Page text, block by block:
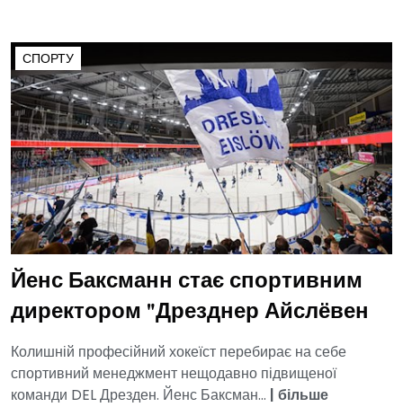
СПОРТУ
Йенс Баксманн стає спортивним
директором "Дрезднер Айслёвен
Колишній професійний хокеїст перебирає на себе
спортивний менеджмент нещодавно підвищеної
команди DEL Дрезден. Йенс Баксман... | більше